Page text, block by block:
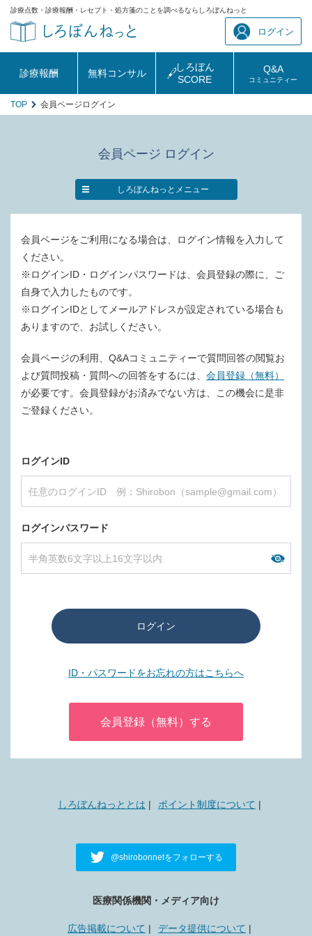
診療点数・診療報酬・レセプト・処方箋のことを調べるならしろぼんねっと
ログイン
診療報酬 無料コンサル
しろぼん
SCORE
Q&A
コミュニティー
TOP 会員ページログイン
会員ページ ログイン
しろぼんねっとメニュー
会員ページをご利用になる場合は、ログイン情報を入力して
ください。
※ログインID・ログインパスワードは、会員登録の際に、ご
自身で入力したものです。
※ログインIDとしてメールアドレスが設定されている場合も
ありますので、お試しください。
会員ページの利用、Q&Aコミュニティーで質問回答の閲覧お
よび質問投稿・質問への回答をするには、 会員登録（無料）
が必要です。会員登録がお済みでない方は、この機会に是非
ご登録ください。
ログインID
ログインパスワード
ログイン
ID・パスワードをお忘れの方はこちらへ
会員登録（無料）する
しろぼんねっととは ポイント制度について
@shirobonnetをフォローする
医療関係機関・メディア向け
広告掲載について データ提供について